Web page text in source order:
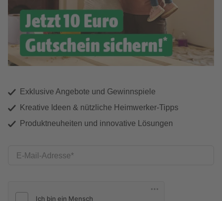
Exklusive Angebote und Gewinnspiele
Kreative Ideen & nützliche Heimwerker-Tipps
Produktneuheiten und innovative Lösungen
E-Mail-Adresse